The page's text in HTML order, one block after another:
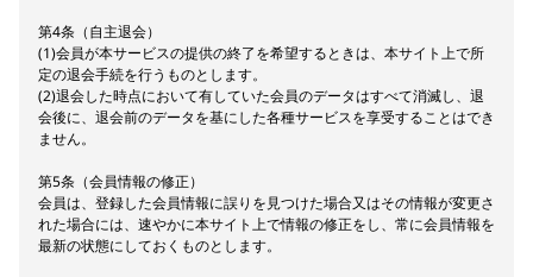
第4条（自主退会）
(1)会員が本サービスの提供の終了を希望するときは、本サイト上で所
定の退会手続を行うものとします。
(2)退会した時点において有していた会員のデータはすべて消滅し、退
会後に、退会前のデータを基にした各種サービスを享受することはでき
ません。
第5条（会員情報の修正）
会員は、登録した会員情報に誤りを見つけた場合又はその情報が変更さ
れた場合には、速やかに本サイト上で情報の修正をし、常に会員情報を
最新の状態にしておくものとします。